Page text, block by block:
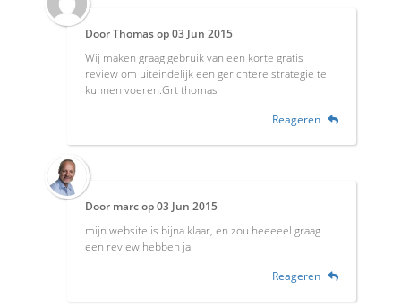
DoorThomasop03 Jun 2015
Wij maken graag gebruik van een korte gratis
review om uiteindelijk een gerichtere strategie te
kunnen voeren.Grt thomas
Reageren
Door marcop03 Jun 2015
mijn website is bijna klaar, en zou heeeeel graag
een review hebben ja!
Reageren